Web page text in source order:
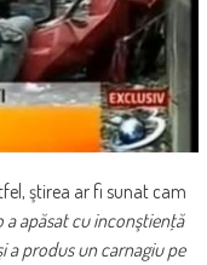
ştirea ar fi sunat cam
a apăsat cu inconştienţă
a produs un carnagiu pe